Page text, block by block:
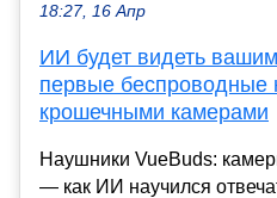
18:27, 16 Апр
ИИ будет видеть
первые беспроводные
крошечными камерами
Наушники VueBuds:
— как ИИ научился